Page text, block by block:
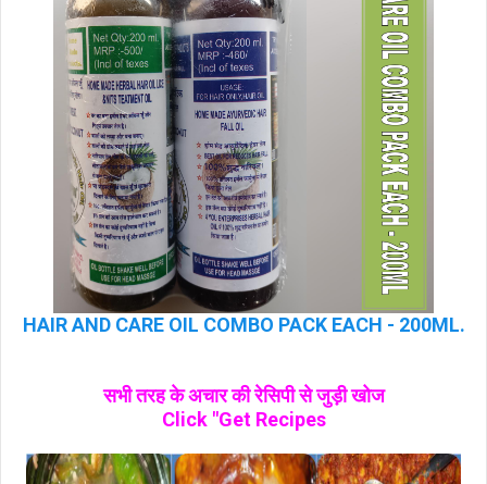
HAIR AND CARE OIL COMBO PACK EACH - 200ML.
सभी तरह के अचार की रेसिपी से जुड़ी खोज
Click "Get Recipes